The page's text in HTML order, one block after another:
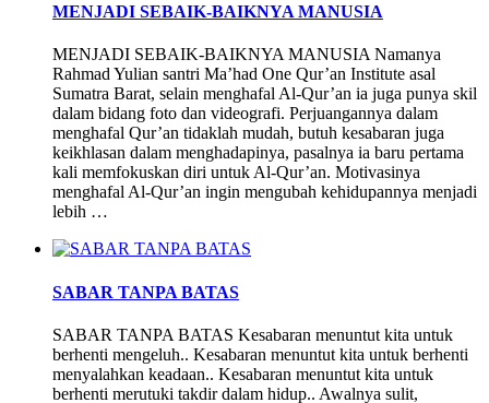
MENJADI SEBAIK-BAIKNYA MANUSIA
MENJADI SEBAIK-BAIKNYA MANUSIA Namanya
Rahmad Yulian santri Ma’had One Qur’an Institute asal
Sumatra Barat, selain menghafal Al-Qur’an ia juga punya skil
dalam bidang foto dan videografi. Perjuangannya dalam
menghafal Qur’an tidaklah mudah, butuh kesabaran juga
keikhlasan dalam menghadapinya, pasalnya ia baru pertama
kali memfokuskan diri untuk Al-Qur’an. Motivasinya
menghafal Al-Qur’an ingin mengubah kehidupannya menjadi
lebih …
SABAR TANPA BATAS
SABAR TANPA BATAS Kesabaran menuntut kita untuk
berhenti mengeluh.. Kesabaran menuntut kita untuk berhenti
menyalahkan keadaan.. Kesabaran menuntut kita untuk
berhenti merutuki takdir dalam hidup.. Awalnya sulit,